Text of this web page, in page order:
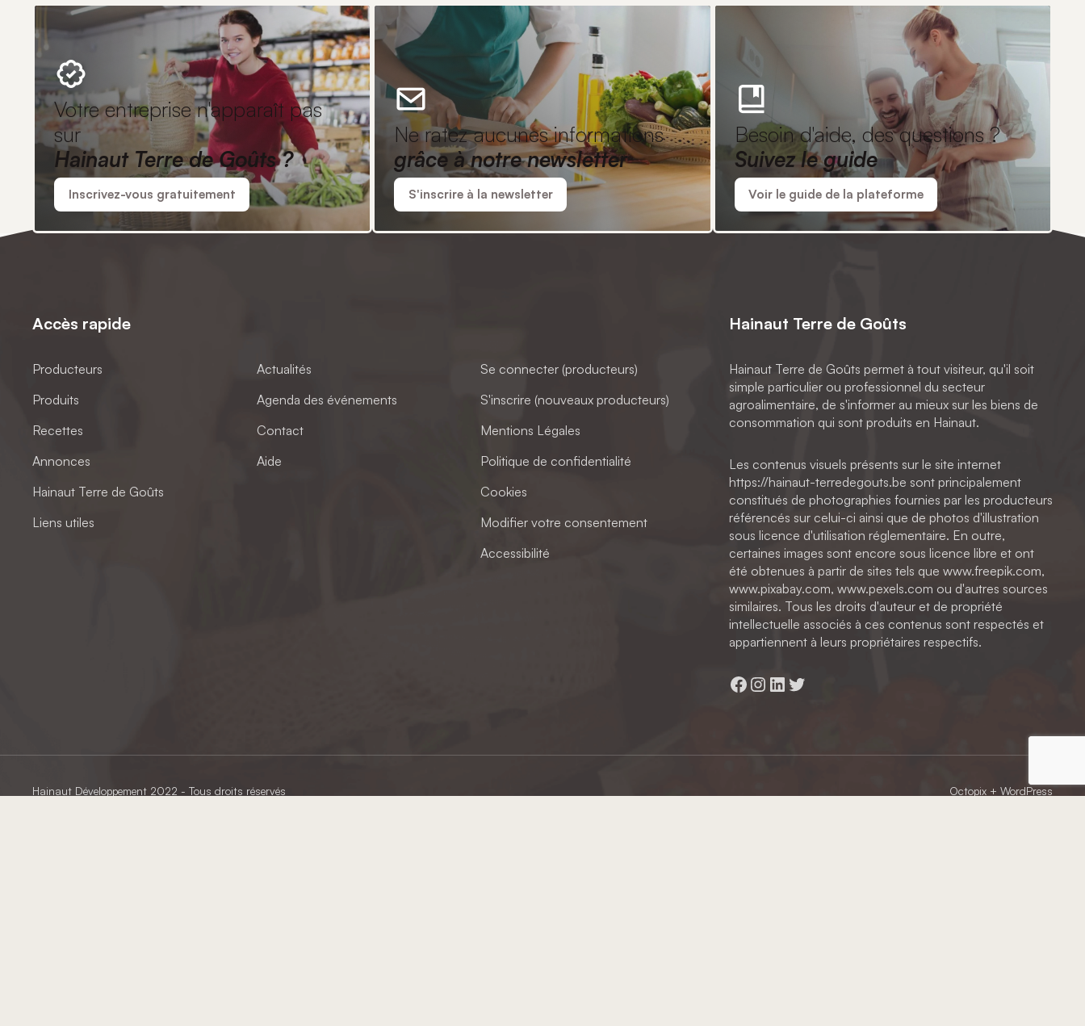
Votre entreprise n'apparaît pas
sur
Hainaut Terre de Goûts ?
Inscrivez-vous gratuitement
Ne ratez aucunes informations
grâce à notre newsletter
S'inscrire à la newsletter
Besoin d'aide, des questions ?
Suivez le guide
Voir le guide de la plateforme
Accès rapide
Producteurs
Produits
Recettes
Annonces
Hainaut Terre de Goûts
Liens utiles
Actualités
Agenda des événements
Contact
Aide
Se connecter (producteurs)
S'inscrire (nouveaux producteurs)
Mentions Légales
Politique de confidentialité
Cookies
Modifier votre consentement
Accessibilité
Hainaut Terre de Goûts
Hainaut Terre de Goûts permet à tout visiteur, qu'il soit
simple particulier ou professionnel du secteur
agroalimentaire, de s'informer au mieux sur les biens de
consommation qui sont produits en Hainaut.
Les contenus visuels présents sur le site internet
https://hainaut-terredegouts.be sont principalement
constitués de photographies fournies par les producteurs
référencés sur celui-ci ainsi que de photos d'illustration
sous licence d'utilisation réglementaire. En outre,
certaines images sont encore sous licence libre et ont
été obtenues à partir de sites tels que www.freepik.com,
www.pixabay.com, www.pexels.com ou d'autres sources
similaires. Tous les droits d'auteur et de propriété
intellectuelle associés à ces contenus sont respectés et
appartiennent à leurs propriétaires respectifs.
Facebook
Instagram
LinkedIn
Twitter
Hainaut Développement 2022 - Tous droits réservés Octopix+ WordPress